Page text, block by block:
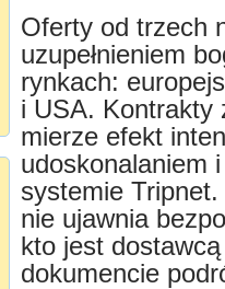
Oferty od trzech
uzupełnieniem
rynkach:
i USA. Kontrakty
mierze efekt
udoskonalaniem
systemie
nie ujawnia
kto jest
dokumencie